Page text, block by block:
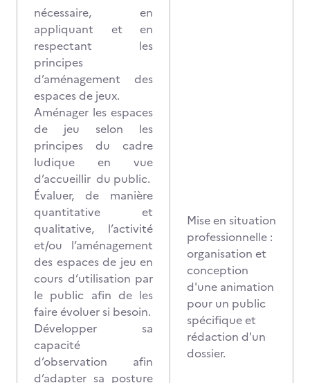
nécessaire, en
appliquant et en
respectant les
principes
d’aménagement des
espaces de jeux.
Aménager les espaces
de jeu selon les
principes du cadre
ludique en vue
d’accueillir du public.
Évaluer, de manière
quantitative et
qualitative, l’activité
et/ou l’aménagement
des espaces de jeu en
cours d’utilisation par
le public afin de les
faire évoluer si besoin.
Développer sa
capacité
d’observation afin
d’adapter sa posture
Mise en situation
professionnelle :
organisation et
conception
d'une animation
pour un public
spécifiqueet
rédaction d'un
dossier.